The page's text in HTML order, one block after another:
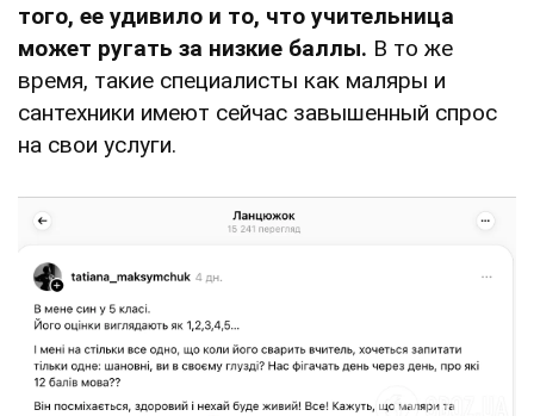
того, ее удивило и то, что учительница
может ругать за низкие баллы. В то же
время, такие специалисты как маляры и
сантехники имеют сейчас завышенный спрос
на свои услуги.